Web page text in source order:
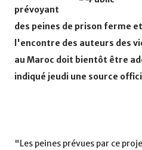
prévoyant
des peines de prison ferme
l'encontre des auteurs des
au Maroc doit bientôt être
indiqué jeudi une source
"Les peines prévues par ce